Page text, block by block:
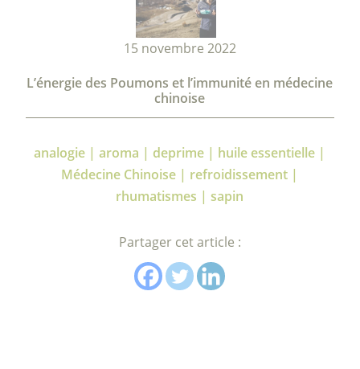
15 novembre 2022
L’énergie des Poumons et l’immunité en médecine
chinoise
analogie | aroma | deprime | huile essentielle |
Médecine Chinoise | refroidissement |
rhumatismes | sapin
Partager cet article :